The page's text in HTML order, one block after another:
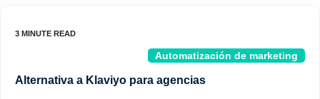
Automatización de marketing
Alternativa a Klaviyo para agencias